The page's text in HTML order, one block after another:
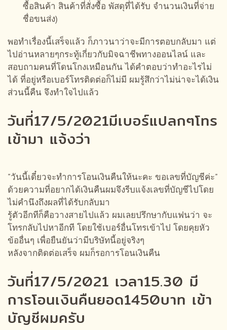
ซื้อสินค้า สินค้าที่สั่งซื้อ พัสดุที่ได้รับ จำนวนเงินที่จ่าย
ชื่อขนส่ง)
พอทำเรื่องนี้เสร็จแล้ว ก็ภาวนาว่าจะมีการตอบกลับมา แต่
ไปอ่านหลายๆกระทู้เกี่ยวกับมิจฉาชีพทางออนไลน์ และ
สอบถามคนที่โดนโกงเหมือนกัน ได้คำตอบว่าทำอะไรไม่
ได้ ที่อยู่หรือเบอร์โทรติดต่อก็ไม่มี ผมรู้สึกว่าไม่น่าจะได้เงิน
ส่วนนี้คืน จึงทำใจไปแล้ว
วันที่17/5/2021มีเบอร์แปลกๆโทร
เข้ามา แจ้งว่า
"วันนี้เดี๋ยวจะทำการโอนเงินคืนให้นะคะ ขอเลขที่บัญชีค่ะ"
ด้วยความที่อยากได้เงินคืนผมจึงรีบแจ้งเลขที่บัญชีไปโดย
ไม่คำนึงถึงผลที่ได้รับกลับมา
รู้ตัวอีกทีก็คือวางสายไปแล้ว ผมเลยปรึกษากับแฟนว่า จะ
โทรกลับไปหาอีกที โดยใช้เบอร์อื่นโทรเข้าไป โดยคุยหัว
ข้ออื่นๆ เพื่อยืนยันว่ามีบริษัทนี้อยู่จริงๆ
หลังจากติดต่อเสร็จ ผมก็รอการโอนเงินคืน
วันที่17/5/2021 เวลา15.30 มี
การโอนเงินคืนยอด1450บาท เข้า
บัญชีผมครับ